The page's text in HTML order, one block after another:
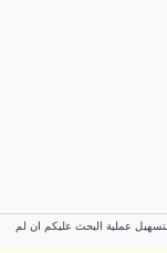
عملية البحث عليكم ان لم